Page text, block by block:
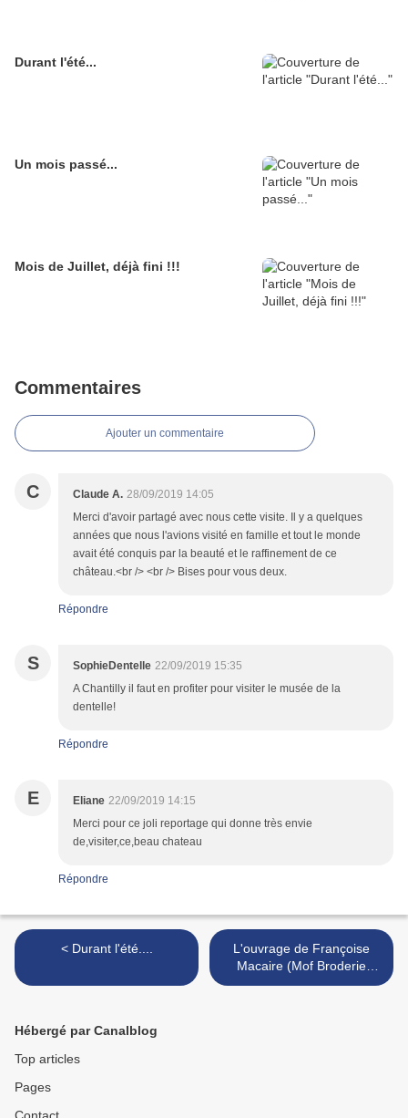
Durant l'été...
Un mois passé...
Mois de Juillet, déjà fini !!!
Commentaires
Ajouter un commentaire
C Claude A. 28/09/2019 14:05
Merci d'avoir partagé avec nous cette visite. Il y a quelques
années que nous l'avions visité en famille et tout le monde
avait été conquis par la beauté et le raffinement de ce
château.<br /> <br /> Bises pour vous deux.
Répondre
S SophieDentelle 22/09/2019 15:35
A Chantilly il faut en profiter pour visiter le musée de la
dentelle!
Répondre
E Eliane 22/09/2019 14:15
Merci pour ce joli reportage qui donne très envie
de,visiter,ce,beau chateau
Répondre
< Durant l'été....
L'ouvrage de Françoise
Macaire (Mof Broderie
Blanche 2019) >
Hébergé par Canalblog
Top articles
Pages